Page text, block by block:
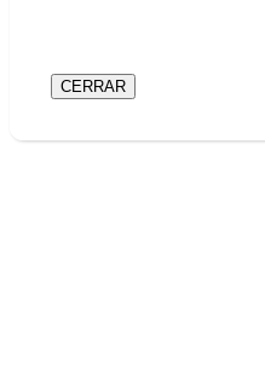
CERRAR